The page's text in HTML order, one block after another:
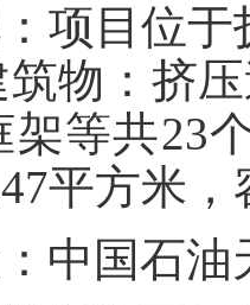
项目位
物：挤
架等共23
平方米
中国石